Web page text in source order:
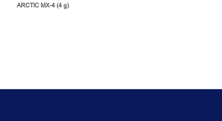
ARCTIC MX-4 (4 g)